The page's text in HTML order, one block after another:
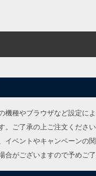
機種やブラウザなど設定に
。ご了承の上ご注文ください
イベントやキャンペーンの
合がございますので予めご了